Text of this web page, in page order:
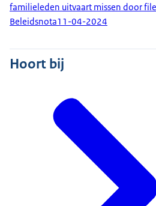
familieleden uitvaart missen door
Beleidsnota11-04-2024
Hoort bij